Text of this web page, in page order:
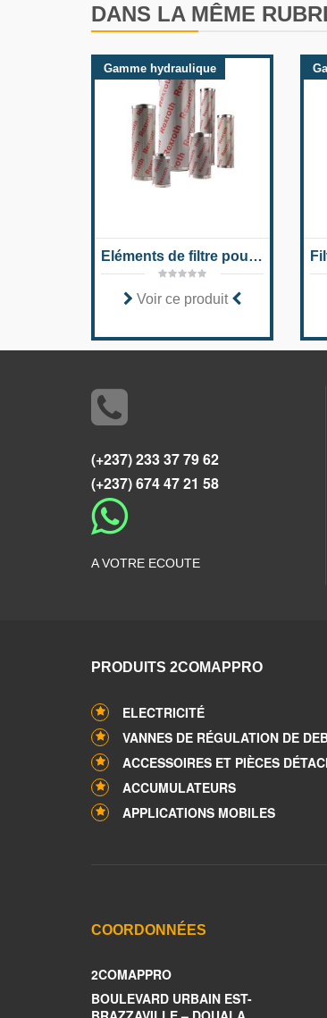
DANS LA MÊME
Gamme hydraulique
Eléments de filtre pour l'installation dans les boîtiers de filtre Hydac 9.
Voir ce produit
(+237) 233 37 79 62
(+237) 674 47 21 58
A VOTRE ECOUTE
PRODUITS 2COMAPPRO
ELECTRICITÉ
VANNES DE RÉGULATION DE
ACCESSOIRES ET PIÈCES
ACCUMULATEURS
APPLICATIONS MOBILES
COORDONNÉES
2COMAPPRO
BOULEVARD URBAIN EST-